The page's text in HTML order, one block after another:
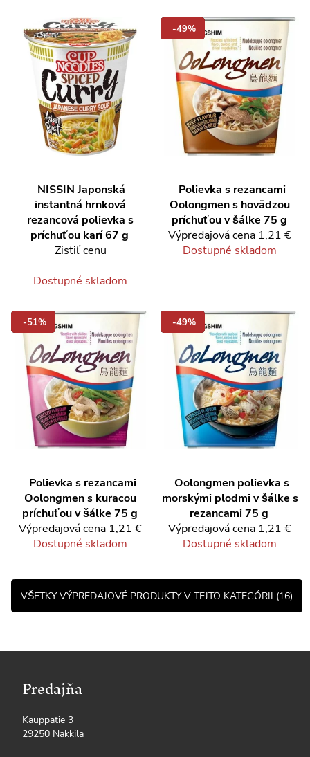
NISSIN Japonská
instantná hrnková
rezancová polievka s
príchuťou karí 67 g
Zistiť cenu
Dostupné skladom
-49%
Polievka s rezancami
Oolongmen s hovädzou
príchuťou v šálke 75 g
Výpredajová cena 1,21 €
Dostupné skladom
-51%
Polievka s rezancami
Oolongmen s kuracou
príchuťou v šálke 75 g
Výpredajová cena 1,21 €
Dostupné skladom
-49%
Oolongmen polievka s
morskými plodmi v šálke s
rezancami 75 g
Výpredajová cena 1,21 €
Dostupné skladom
VŠETKY VÝPREDAJOVÉ PRODUKTY V TEJTO KATEGÓRII (16)
Predajňa
Kauppatie 3
29250 Nakkila